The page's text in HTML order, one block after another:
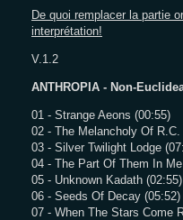
De quoi remplacer la partie
interprétation!
V.1.2
ANTHROPIA - Non-
01 - Strange Aeons (00:55)
02 - The Melancholy Of R.C.
03 - Silver Twilight Lodge
04 - The Part Of Them In
05 - Unknown Kadath (02:55)
06 - Seeds Of Decay (05:52)
07 - When The Stars Come